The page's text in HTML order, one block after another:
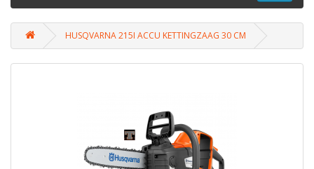
HUSQVARNA 215I ACCU KETTINGZAAG 30 CM